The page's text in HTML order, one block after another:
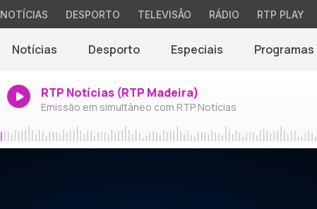
NOTÍCIAS DESPORTO TELEVISÃO RÁDIO RTP PLAY
Notícias Desporto Especiais Programas
RTP Notícias (RTP Madeira)
Emissão em simultâneo com RTP Notícias